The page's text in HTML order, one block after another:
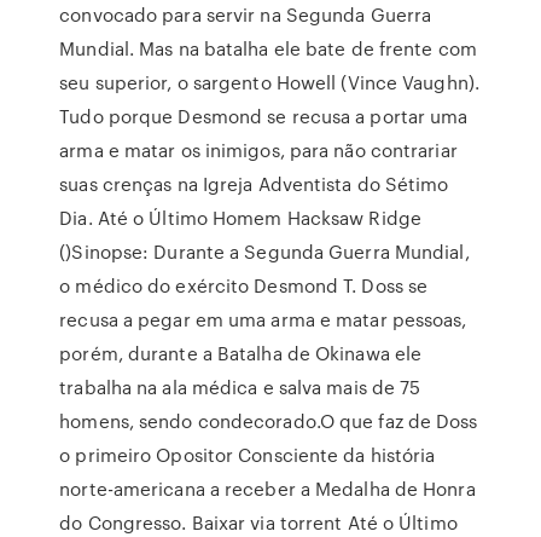
convocado para servir na Segunda Guerra
Mundial. Mas na batalha ele bate de frente com
seu superior, o sargento Howell (Vince Vaughn).
Tudo porque Desmond se recusa a portar uma
arma e matar os inimigos, para não contrariar
suas crenças na Igreja Adventista do Sétimo
Dia. Até o Último Homem Hacksaw Ridge
()Sinopse: Durante a Segunda Guerra Mundial,
o médico do exército Desmond T. Doss se
recusa a pegar em uma arma e matar pessoas,
porém, durante a Batalha de Okinawa ele
trabalha na ala médica e salva mais de 75
homens, sendo condecorado.O que faz de Doss
o primeiro Opositor Consciente da história
norte-americana a receber a Medalha de Honra
do Congresso. Baixar via torrent Até o Último